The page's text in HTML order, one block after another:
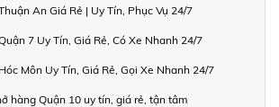
An Giá Rẻ | Uy Tín, Phục Vụ 24/7
7 Uy Tín, Giá Rẻ, Có Xe Nhanh 24/7
Môn Uy Tín, Giá Rẻ, Gọi Xe Nhanh 24/7
hàng Quận 10 uy tín, giá rẻ, tận tâm